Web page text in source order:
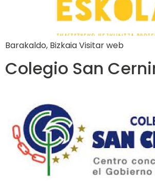
Barakaldo, Bizkaia Visitar web
Colegio San